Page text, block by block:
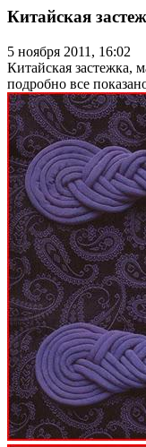
Китайская
5 ноября 2011, 16:02
Китайская застежка,
подробно все